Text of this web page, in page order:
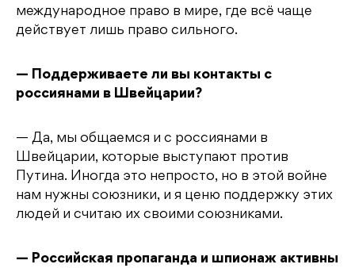
международное право в мире, где всё чаще
действует лишь право сильного.
— Поддерживаете ли вы контакты с
россиянами в Швейцарии?
— Да, мы общаемся и с россиянами в
Швейцарии, которые выступают против
Путина. Иногда это непросто, но в этой войне
нам нужны союзники, и я ценю поддержку этих
людей и считаю их своими союзниками.
— Российская пропаганда и шпионаж активны